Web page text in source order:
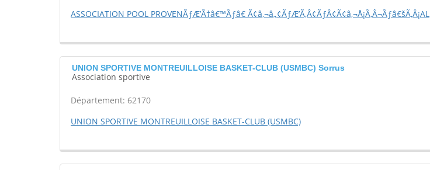
ASSOCIATION POOL PROVENÃƒÆ’Ã†â€™Ãƒâ€ Ã¢â‚¬â„¢ÃƒÆ’Ã‚Â¢ÃƒÂ¢Ã¢â‚¬Å¡Ã‚Â¬Ãƒâ€šÃ‚Â¡AL
UNION SPORTIVE MONTREUILLOISE BASKET-CLUB (USMBC) Sorrus
Association sportive
Département: 62170
UNION SPORTIVE MONTREUILLOISE BASKET-CLUB (USMBC)